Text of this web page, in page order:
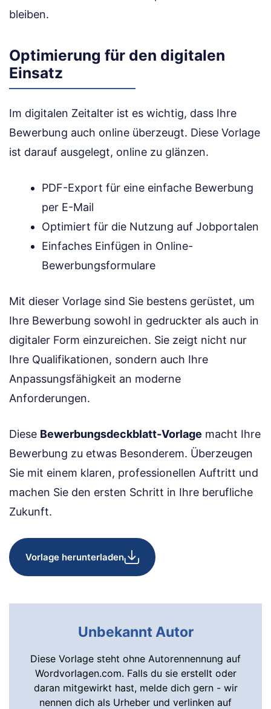
bleiben.
Optimierung für den digitalen
Einsatz
Im digitalen Zeitalter ist es wichtig, dass Ihre
Bewerbung auch online überzeugt. Diese Vorlage
ist darauf ausgelegt, online zu glänzen.
PDF-Export für eine einfache Bewerbung
per E-Mail
Optimiert für die Nutzung auf Jobportalen
Einfaches Einfügen in Online-
Bewerbungsformulare
Mit dieser Vorlage sind Sie bestens gerüstet, um
Ihre Bewerbung sowohl in gedruckter als auch in
digitaler Form einzureichen. Sie zeigt nicht nur
Ihre Qualifikationen, sondern auch Ihre
Anpassungsfähigkeit an moderne
Anforderungen.
Diese Bewerbungsdeckblatt-Vorlage macht Ihre
Bewerbung zu etwas Besonderem. Überzeugen
Sie mit einem klaren, professionellen Auftritt und
machen Sie den ersten Schritt in Ihre berufliche
Zukunft.
Vorlage herunterladen
Unbekannt Autor
Diese Vorlage steht ohne Autorennennung auf
Wordvorlagen.com. Falls du sie erstellt oder
daran mitgewirkt hast, melde dich gern - wir
nennen dich als Urheber und verlinken auf